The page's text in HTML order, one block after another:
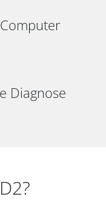
Diagnose